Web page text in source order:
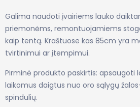
Galima naudoti įvairiems lauko
priemonėms, remontuojamiems
kaip tentą. Kraštuose kas 85cm yra
tvirtinimui ar įtempimui.
Pirminė produkto paskirtis: apsaugoti
laikomus daigtus nuo oro sąlygų
spindulių.